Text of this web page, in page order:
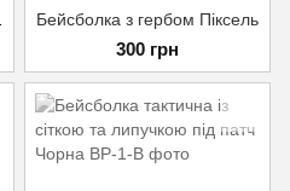
Бейсболка з гербом Піксель
300 грн